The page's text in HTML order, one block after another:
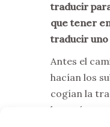
traducir
que tener
traducir uno
Antes el
hacían los
cogían la
la metían y